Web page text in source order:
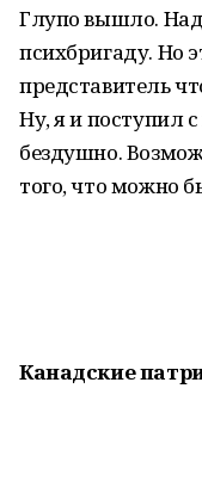
Глупо вышло.
психбригаду. Но
представитель
Ну, я и поступил
бездушно.
того, что можно
Канадские